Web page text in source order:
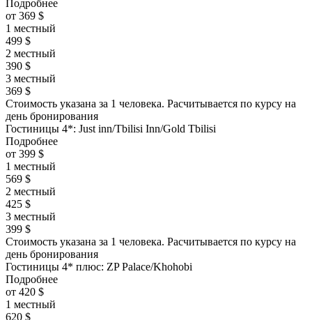
Подробнее
от 369 $
1 местный
499 $
2 местный
390 $
3 местный
369 $
Стоимость указана за 1 человека. Расчитывается по курсу на
день бронирования
Гостиницы 4*: Just inn/Tbilisi Inn/Gold Tbilisi
Подробнее
от 399 $
1 местный
569 $
2 местный
425 $
3 местный
399 $
Стоимость указана за 1 человека. Расчитывается по курсу на
день бронирования
Гостиницы 4* плюс: ZP Palace/Khohobi
Подробнее
от 420 $
1 местный
620 $